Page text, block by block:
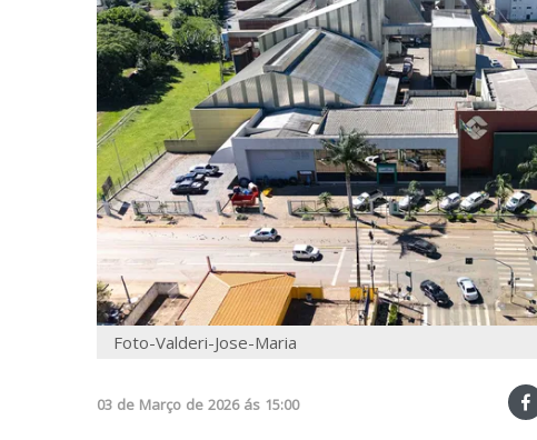
Foto-Valderi-Jose-Maria
03 de Março de 2026 ás 15:00